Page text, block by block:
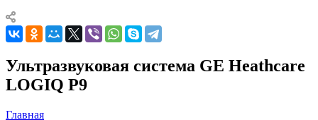
Ультразвуковая система GE Heathcare
LOGIQ P9
Главная